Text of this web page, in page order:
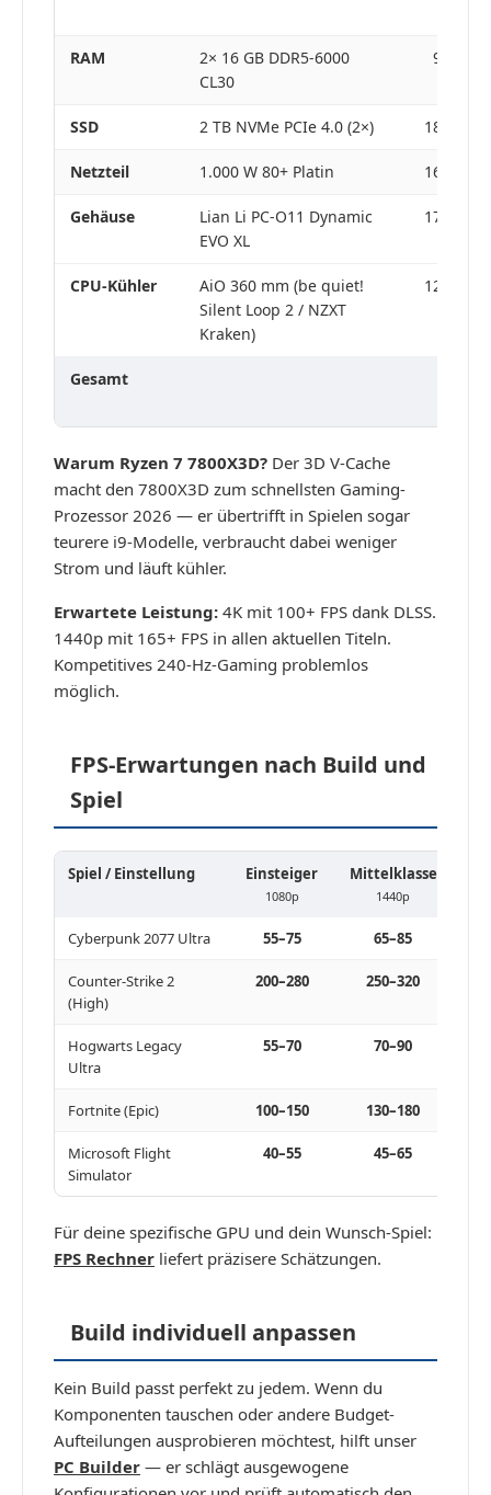
RAM
2× 16 GB DDR5-6000
CL30
95–120
SSD 2 TB NVMe PCIe 4.0 (2×) 180–220
Netzteil 1.000 W 80+ Platin 160–200
Gehäuse
Lian Li PC-O11 Dynamic
EVO XL
170–210
CPU-Kühler
AiO 360 mm (be quiet!
Silent Loop 2 / NZXT
Kraken)
120–160
Gesamt
Warum Ryzen 7 7800X3D? Der 3D V-Cache
macht den 7800X3D zum schnellsten Gaming-
Prozessor 2026 — er übertrifft in Spielen sogar
teurere i9-Modelle, verbraucht dabei weniger
Strom und läuft kühler.
Erwartete Leistung: 4K mit 100+ FPS dank DLSS.
1440p mit 165+ FPS in allen aktuellen Titeln.
Kompetitives 240-Hz-Gaming problemlos
möglich.
FPS-Erwartungen nach Build und
Spiel
Spiel / Einstellung Einsteiger
1080p
Mittelklasse
1440p
Cyberpunk 2077 Ultra 55–75 65–85
Counter-Strike 2
(High)
200–280 250–320
Hogwarts Legacy
Ultra
55–70 70–90
Fortnite (Epic) 100–150 130–180
Microsoft Flight
Simulator
40–55 45–65
Für deine spezifische GPU und dein Wunsch-Spiel:
FPS Rechner liefert präzisere Schätzungen.
Build individuell anpassen
Kein Build passt perfekt zu jedem. Wenn du
Komponenten tauschen oder andere Budget-
Aufteilungen ausprobieren möchtest, hilft unser
PC Builder — er schlägt ausgewogene